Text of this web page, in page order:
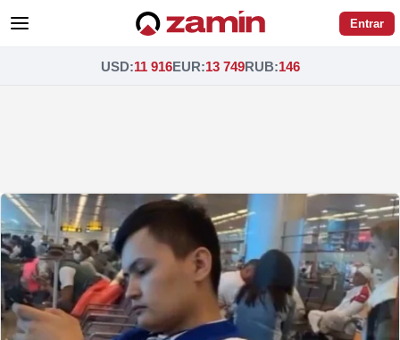
Entrar
USD:11 916EUR:13 749RUB:146